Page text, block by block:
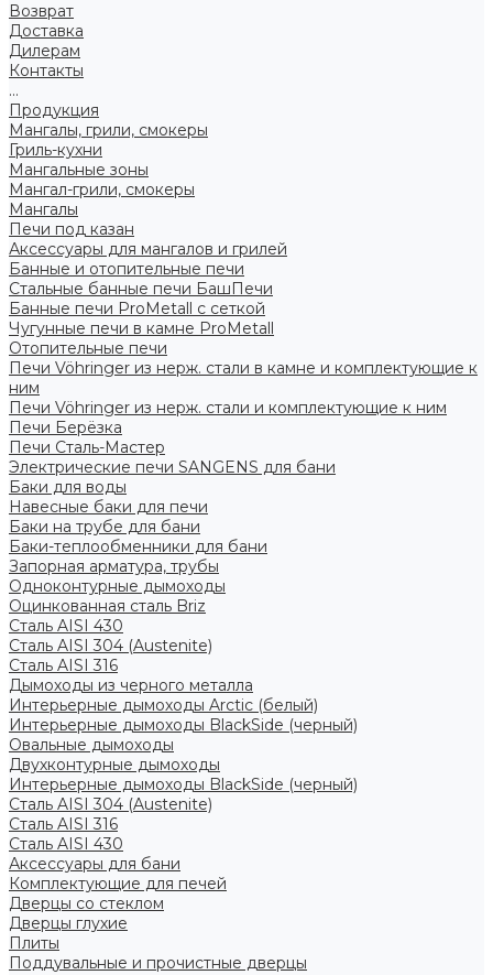
Возврат
Доставка
Дилерам
Контакты
...
Продукция
Мангалы, грили, смокеры
Гриль-кухни
Мангальные зоны
Мангал-грили, смокеры
Мангалы
Печи под казан
Аксессуары для мангалов и грилей
Банные и отопительные печи
Стальные банные печи БашПечи
Банные печи ProMetall с сеткой
Чугунные печи в камне ProMetall
Отопительные печи
Печи Vöhringer из нерж. стали в камне и комплектующие к
ним
Печи Vöhringer из нерж. стали и комплектующие к ним
Печи Берёзка
Печи Сталь-Мастер
Электрические печи SANGENS для бани
Баки для воды
Навесные баки для печи
Баки на трубе для бани
Баки-теплообменники для бани
Запорная арматура, трубы
Одноконтурные дымоходы
Оцинкованная сталь Briz
Сталь AISI 430
Сталь AISI 304 (Austenite)
Сталь AISI 316
Дымоходы из черного металла
Интерьерные дымоходы Arctic (белый)
Интерьерные дымоходы BlackSide (черный)
Овальные дымоходы
Двухконтурные дымоходы
Интерьерные дымоходы BlackSide (черный)
Сталь AISI 304 (Austenite)
Сталь AISI 316
Сталь AISI 430
Аксессуары для бани
Комплектующие для печей
Дверцы со стеклом
Дверцы глухие
Плиты
Поддувальные и прочистные дверцы